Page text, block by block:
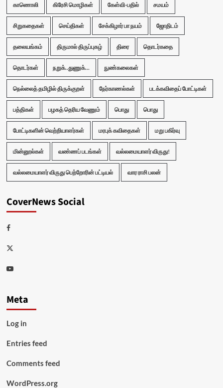
காணொலி கிரேசி மொழிகள் கேள்வி-பதில் சமயம்
சிறுகதைகள் செய்திகள் சேக்கிழார் பா நயம் ஜோதிடம்
தலையங்கம் திருமால் திருப்புகழ் திரை தொடர்கதை
தொடர்கள் நறுக்..துணுக்... நுண்கலைகள்
நெல்லைத் தமிழில் திருக்குறள் நேர்காணல்கள் படக்கவிதைப் போட்டிகள்
பத்திகள் பழகத் தெரிய வேணும் பொது பொது
போட்டிகளின் வெற்றியாளர்கள் மரபுக் கவிதைகள் மறு பகிர்வு
மின்னூல்கள் வண்ணப் படங்கள் வல்லமையாளர் விருது!
வல்லமையாளர் விருது பெற்றோரின் பட்டியல் வார ராசி பலன்
CoverNews Social
Facebook
Twitter
Youtube
Meta
Log in
Entries feed
Comments feed
WordPress.org